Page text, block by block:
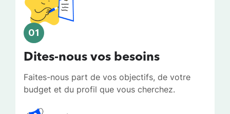
01
Dites-nous vos besoins
Faites-nous part de vos objectifs, de votre
budget et du profil que vous cherchez.